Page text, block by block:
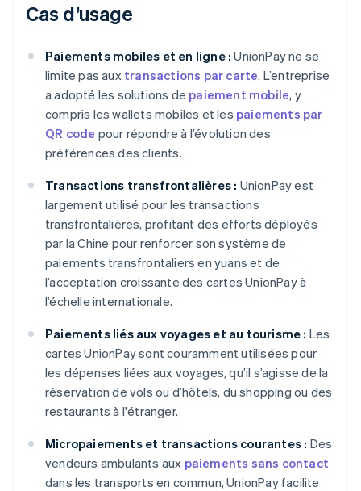
Cas d’usage
Paiements mobiles et en ligne : UnionPay ne se
limite pas aux transactions par carte. L’entreprise
a adopté les solutions de paiement mobile, y
compris les wallets mobiles et les paiements par
QR code pour répondre à l’évolution des
préférences des clients.
Transactions transfrontalières : UnionPay est
largement utilisé pour les transactions
transfrontalières, profitant des efforts déployés
par la Chine pour renforcer son système de
paiements transfrontaliers en yuans et de
l’acceptation croissante des cartes UnionPay à
l’échelle internationale.
Paiements liés aux voyages et au tourisme : Les
cartes UnionPay sont couramment utilisées pour
les dépenses liées aux voyages, qu’il s’agisse de la
réservation de vols ou d’hôtels, du shopping ou des
restaurants à l'étranger.
Micropaiements et transactions courantes : Des
vendeurs ambulants aux paiements sans contact
dans les transports en commun, UnionPay facilite